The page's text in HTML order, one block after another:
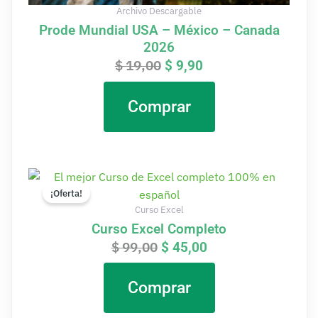
Archivo Descargable
Prode Mundial USA – México – Canada
2026
$19,00 $ 9,90
Comprar
¡Oferta!
Curso Excel
Curso Excel Completo
$99,00
El
precio
original
era:
$ 99,00.
$ 45,00
El
es:
$ 45,00.
Comprar